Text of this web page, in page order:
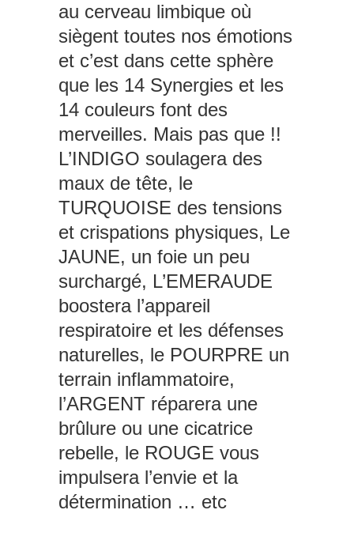
au cerveau limbique où
siègent toutes nos émotions
et c’est dans cette sphère
que les 14 Synergies et les
14 couleurs font des
merveilles. Mais pas que !!
L’INDIGO soulagera des
maux de tête, le
TURQUOISE des tensions
et crispations physiques, Le
JAUNE, un foie un peu
surchargé, L’EMERAUDE
boostera l’appareil
respiratoire et les défenses
naturelles, le POURPRE un
terrain inflammatoire,
l’ARGENT réparera une
brûlure ou une cicatrice
rebelle, le ROUGE vous
impulsera l’envie et la
détermination … etc